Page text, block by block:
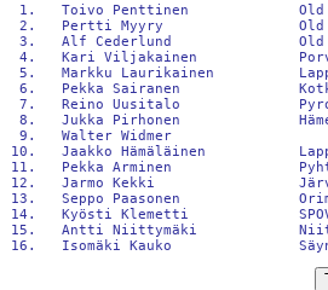
1.   Toivo Penttinen
2.   Pertti Myyry
3.   Alf Cederlund
4.   Kari Viljakainen
5.   Markku Laurikainen
6.   Pekka Sairanen
7.   Reino Uusitalo
8.   Jukka Pirhonen
9.   Walter Widmer
10.   Jaakko Hämäläinen
11.   Pekka Arminen
12.   Jarmo Kekki
13.   Seppo Paasonen
14.   Kyösti Klemetti
15.   Antti Niittymäki